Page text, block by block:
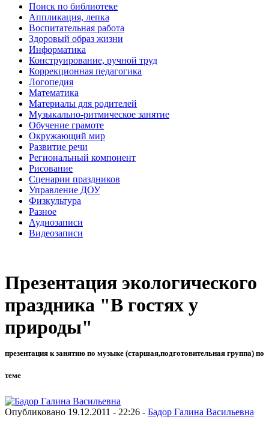
Поиск по библиотеке
Аппликация, лепка
Воспитательная работа
Здоровый образ жизни
Информатика
Конструирование, ручной труд
Коррекционная педагогика
Логопедия
Математика
Материалы для родителей
Музыкально-ритмическое занятие
Обучение грамоте
Окружающий мир
Развитие речи
Региональный компонент
Рисование
Сценарии праздников
Управление ДОУ
Физкультура
Разное
Аудиозаписи
Видеозаписи
Презентация экологического
праздника "В гостях у
природы"
презентация к занятию по музыке (старшая,подготовительная группа) по
теме
Опубликовано 19.12.2011 - 22:26 - Бадор Галина Васильевна